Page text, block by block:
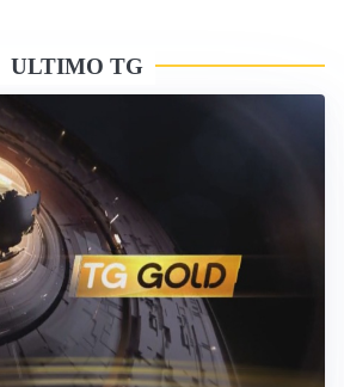
ULTIMO TG